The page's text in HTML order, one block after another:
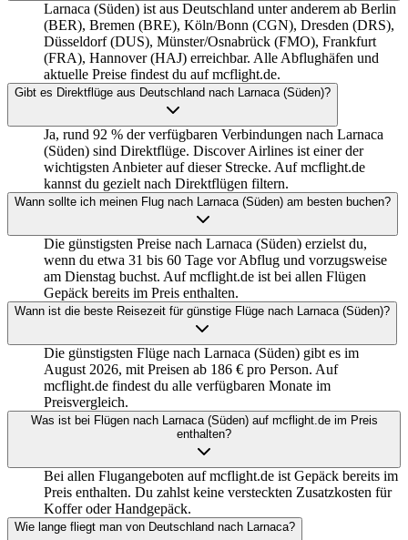
Larnaca (Süden) ist aus Deutschland unter anderem ab Berlin
(BER), Bremen (BRE), Köln/Bonn (CGN), Dresden (DRS),
Düsseldorf (DUS), Münster/Osnabrück (FMO), Frankfurt
(FRA), Hannover (HAJ) erreichbar. Alle Abflughäfen und
aktuelle Preise findest du auf mcflight.de.
Gibt es Direktflüge aus Deutschland nach Larnaca (Süden)?
Ja, rund 92 % der verfügbaren Verbindungen nach Larnaca
(Süden) sind Direktflüge. Discover Airlines ist einer der
wichtigsten Anbieter auf dieser Strecke. Auf mcflight.de
kannst du gezielt nach Direktflügen filtern.
Wann sollte ich meinen Flug nach Larnaca (Süden) am besten buchen?
Die günstigsten Preise nach Larnaca (Süden) erzielst du,
wenn du etwa 31 bis 60 Tage vor Abflug und vorzugsweise
am Dienstag buchst. Auf mcflight.de ist bei allen Flügen
Gepäck bereits im Preis enthalten.
Wann ist die beste Reisezeit für günstige Flüge nach Larnaca (Süden)?
Die günstigsten Flüge nach Larnaca (Süden) gibt es im
August 2026, mit Preisen ab 186 € pro Person. Auf
mcflight.de findest du alle verfügbaren Monate im
Preisvergleich.
Was ist bei Flügen nach Larnaca (Süden) auf mcflight.de im Preis
enthalten?
Bei allen Flugangeboten auf mcflight.de ist Gepäck bereits im
Preis enthalten. Du zahlst keine versteckten Zusatzkosten für
Koffer oder Handgepäck.
Wie lange fliegt man von Deutschland nach Larnaca?